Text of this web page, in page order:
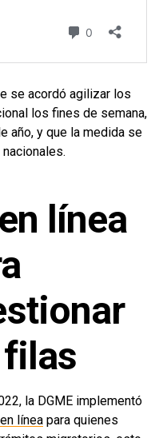
se acordó agilizar los
los fines de semana,
año, y que la medida se
línea
la DGME implementó
línea para quienes